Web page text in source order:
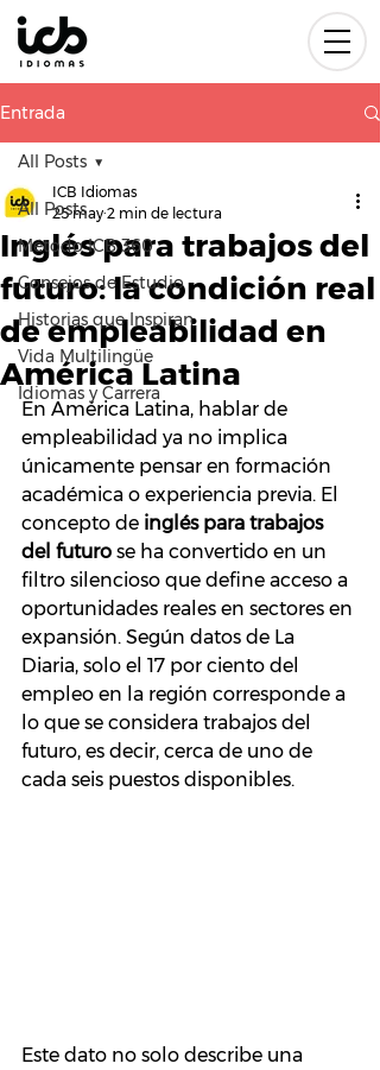
Entrada
All Posts
Método ICB 360
Consejos de Estudio
Historias que Inspiran
Vida Multilingüe
Idiomas y Carrera
All Posts
Inglés para trabajos del
futuro: la condición real
de empleabilidad en
América Latina
ICB Idiomas
25 may 2 min de lectura
En América Latina, hablar de
empleabilidad ya no implica
únicamente pensar en formación
académica o experiencia previa. El
concepto de inglés para trabajos
del futuro se ha convertido en un
filtro silencioso que define acceso a
oportunidades reales en sectores en
expansión. Según datos de La
Diaria, solo el 17 por ciento del
empleo en la región corresponde a
lo que se considera trabajos del
futuro, es decir, cerca de uno de
cada seis puestos disponibles.
Este dato no solo describe una